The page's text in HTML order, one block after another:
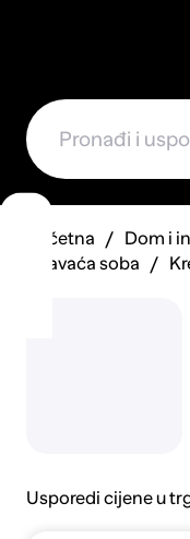
Početna Dom i
Spavaća soba
Usporedi cijene u